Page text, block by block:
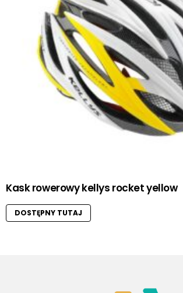
Kask rowerowy kellys rocket yellow
DOSTĘPNY TUTAJ